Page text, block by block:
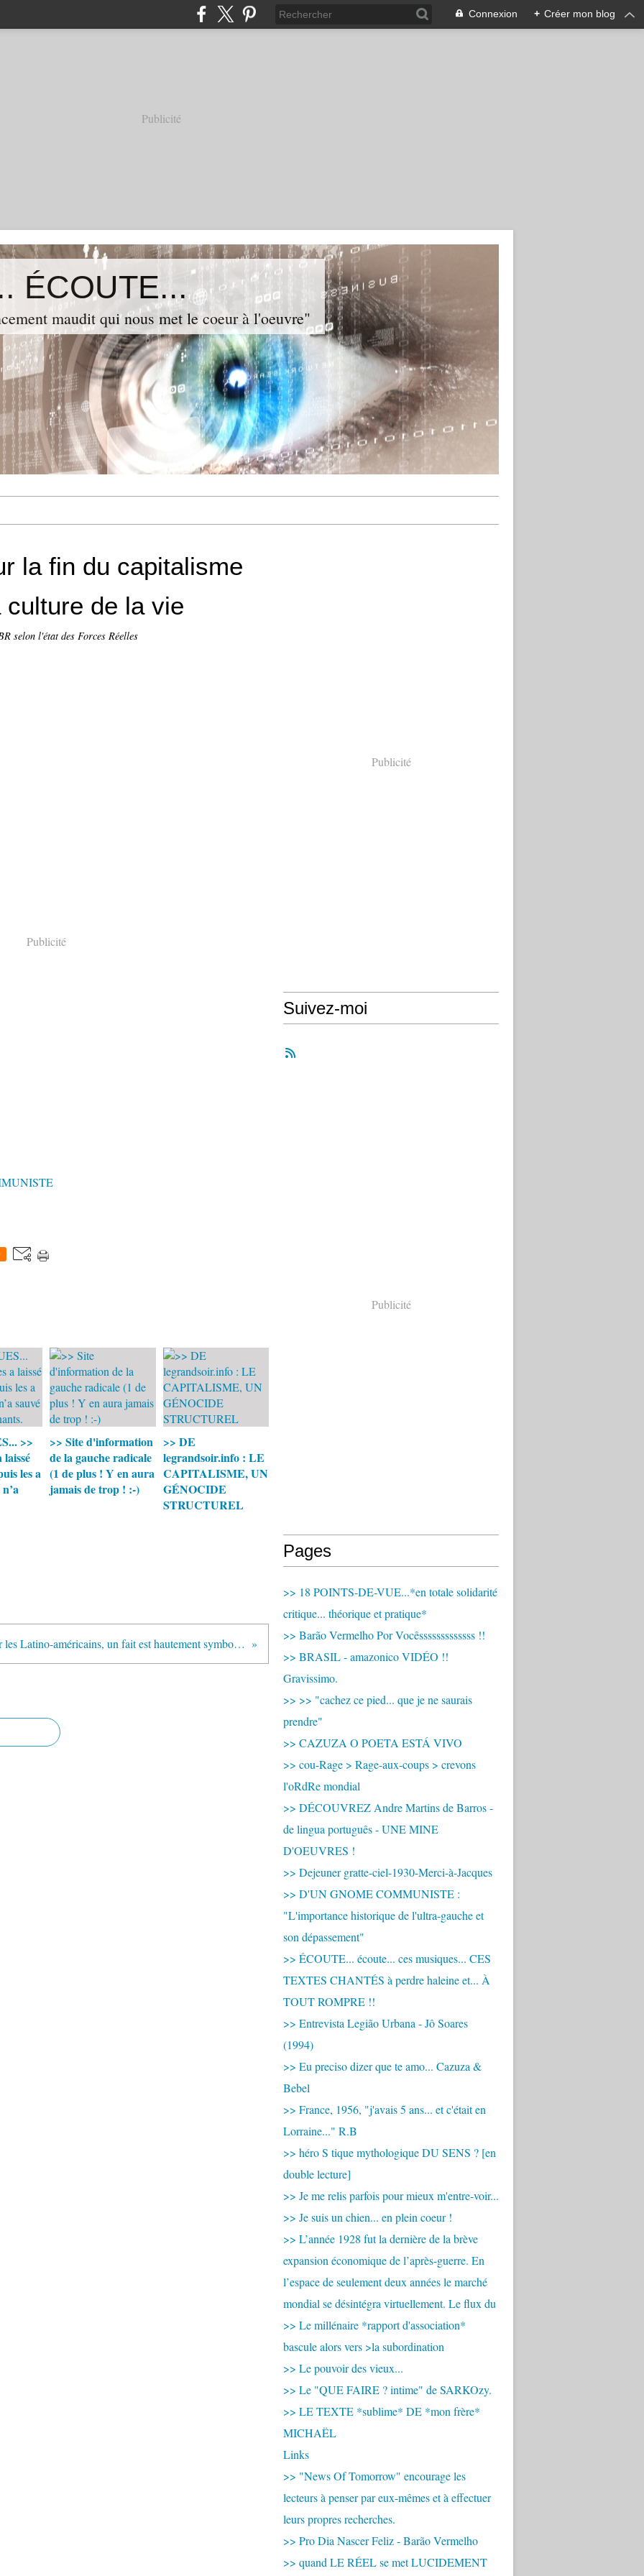
Connexion + Créer mon blog
Publicité
ÉCOUTE...
maudit qui nous met le coeur à l'oeuvre"
la fin du capitalisme
de la vie
selon l'état des Forces Réelles
Publicité
>>
laissé
les a
>> Site d'information
de la gauche radicale
(1 de plus ! Y en aura
jamais de trop ! :-)
>> DE
legrandsoir.info : LE
CAPITALISME, UN
GÉNOCIDE
STRUCTUREL
>> Pour les Latino-américains, un fait est hautement symbolique : le Fonds monétaire international (FMI) qu’ils ont pratiquement expulsé du continent se retrouve, au côté de la Commission
Publicité
Suivez-moi
Publicité
Pages
>> 18 POINTS-DE-VUE...*en totale solidarité
critique... théorique et pratique*
>> Barão Vermelho Por Vocêsssssssssssss !!
>> BRASIL - amazonico VIDÉO !!
Gravissimo.
>> >> "cachez ce pied... que je ne saurais
prendre"
>> CAZUZA O POETA ESTÁ VIVO
>> cou-Rage > Rage-aux-coups > crevons
l'oRdRe mondial
>> DÉCOUVREZ Andre Martins de Barros -
de lingua português - UNE MINE
D'OEUVRES !
>> Dejeuner gratte-ciel-1930-Merci-à-Jacques
>> D'UN GNOME COMMUNISTE :
"L'importance historique de l'ultra-gauche et
son dépassement"
>> ÉCOUTE... écoute... ces musiques... CES
TEXTES CHANTÉS à perdre haleine et... À
TOUT ROMPRE !!
>> Entrevista Legião Urbana - Jô Soares
(1994)
>> Eu preciso dizer que te amo... Cazuza &
Bebel
>> France, 1956, "j'avais 5 ans... et c'était en
Lorraine..." R.B
>> héro S tique mythologique DU SENS ? [en
double lecture]
>> Je me relis parfois pour mieux m'entre-voir...
>> Je suis un chien... en plein coeur !
>> L’année 1928 fut la dernière de la brève
expansion économique de l’après-guerre. En
l’espace de seulement deux années le marché
mondial se désintégra virtuellement. Le flux du
>> Le millénaire *rapport d'association*
bascule alors vers >la subordination
>> Le pouvoir des vieux...
>> Le "QUE FAIRE ? intime" de SARKOzy.
>> LE TEXTE *sublime* DE *mon frère*
MICHAËL
Links
>> "News Of Tomorrow" encourage les
lecteurs à penser par eux-mêmes et à effectuer
leurs propres recherches.
>> Pro Dia Nascer Feliz - Barão Vermelho
>> quand LE RÉEL se met LUCIDEMENT